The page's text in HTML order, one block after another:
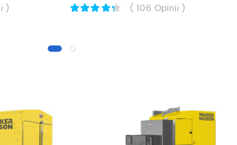
) ( 106 Opinii )